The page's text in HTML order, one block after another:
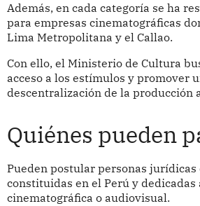
Además, en cada categoría se ha
para empresas cinematográficas
Lima Metropolitana y el Callao.
Con ello, el Ministerio de Cultura
acceso a los estímulos y promover
descentralización de la producción
Quiénes pueden
Pueden postular personas
constituidas en el Perú y
cinematográfica o audiovisual.